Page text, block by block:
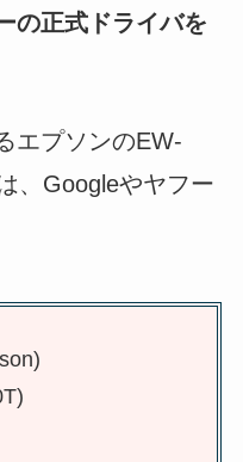
の正式ドライバを
エプソンのEW-
、Googleやヤフー